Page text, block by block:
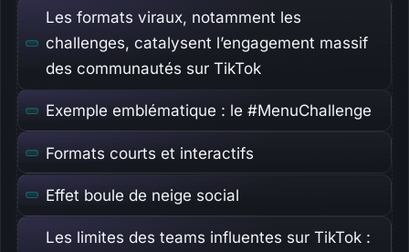
Les formats viraux, notamment les
challenges, catalysent l’engagement massif
des communautés sur TikTok
Exemple emblématique : le #MenuChallenge
Formats courts et interactifs
Effet boule de neige social
Les limites des teams influentes sur TikTok :